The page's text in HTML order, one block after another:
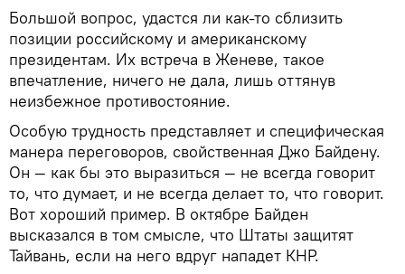
Большой вопрос, удастся ли как-то сблизить
позиции российскому и американскому
президентам. Их встреча в Женеве, такое
впечатление, ничего не дала, лишь оттянув
неизбежное противостояние.
Особую трудность представляет и специфическая
манера переговоров, свойственная Джо Байдену.
Он — как бы это выразиться — не всегда говорит
то, что думает, и не всегда делает то, что говорит.
Вот хороший пример. В октябре Байден
высказался в том смысле, что Штаты защитят
Тайвань, если на него вдруг нападет КНР.